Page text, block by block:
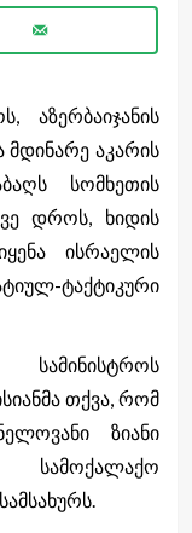
აზერბაიჯანის
მდინარე აკარის
სომხეთის
დროს, ხიდის
ისრაელის
ტაქტიკური
თქვა, რომ
ზიანი
სამოქალაქო